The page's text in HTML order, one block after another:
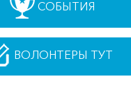
СОБЫТИЯ
ВОЛОНТЕРЫ ТУТ